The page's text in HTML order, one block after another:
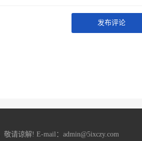
发布评论
请谅解! E-mail：admin@5ixczy.com